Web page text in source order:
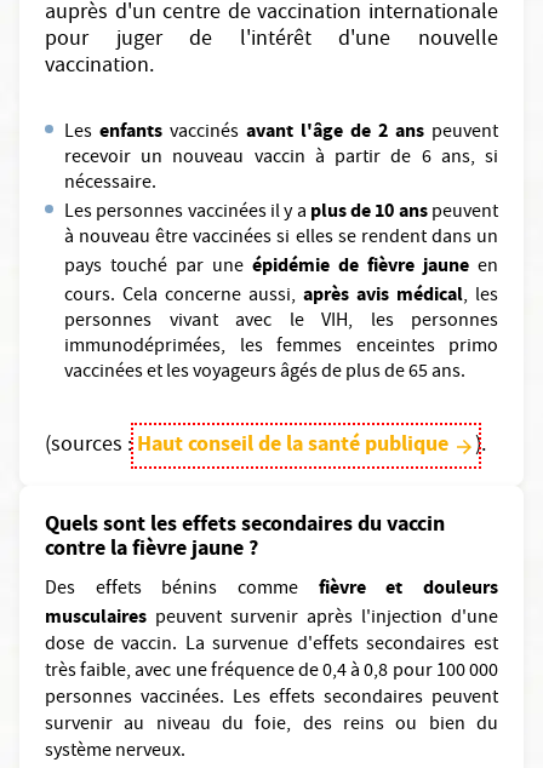
auprès d'un centre de vaccination internationale
pour juger de l'intérêt d'une nouvelle
vaccination.
Les enfants vaccinés avant l'âge de 2 ans peuvent
recevoir un nouveau vaccin à partir de 6 ans, si
nécessaire.
Les personnes vaccinées il y a plus de 10 anspeuvent
à nouveau être vaccinées si elles se rendent dans un
pays touché par une épidémie de fièvre jaune en
cours. Cela concerne aussi, après avis médical, les
personnes vivant avec le VIH, les personnes
immunodéprimées, les femmes enceintes primo
vaccinées et les voyageurs âgés de plus de 65 ans.
(sources :Haut conseil de la santé publique ).
Quels sont les effets secondaires du vaccin
contre la fièvre jaune ?
Des effets bénins comme fièvre et douleurs
musculaires peuvent survenir après l'injection d'une
dose de vaccin. La survenue d'effets secondaires est
très faible, avec une fréquence de 0,4 à 0,8 pour 100 000
personnes vaccinées. Les effets secondaires peuvent
survenir au niveau du foie, des reins ou bien du
système nerveux.